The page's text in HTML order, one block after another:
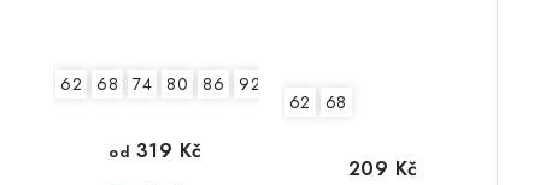
62 68 74 80 86 92
od 319 Kč
62 68
209 Kč